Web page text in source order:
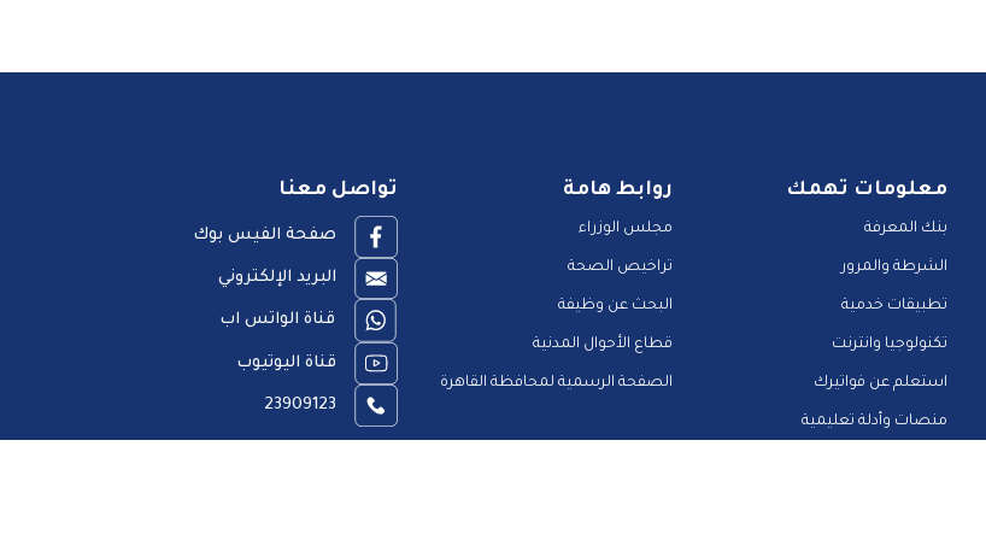
معلومات تهمك
بنك المعرفة
الشرطة والمرور
تطبيقات خدمية
تكنولوجيا وانترنت
استعلم عن فواتيرك
منصات وأدلة تعليمية
روابط هامة
مجلس الوزراء
تراخيص الصحة
البحث عن وظيفة
قطاع الأحوال المدنية
الصفحة الرسمية لمحافظة القاهرة
تواصل معنا
صفحة الفيس بوك
البريد الإلكتروني
قناة الواتس اب
قناة اليوتيوب
23909123